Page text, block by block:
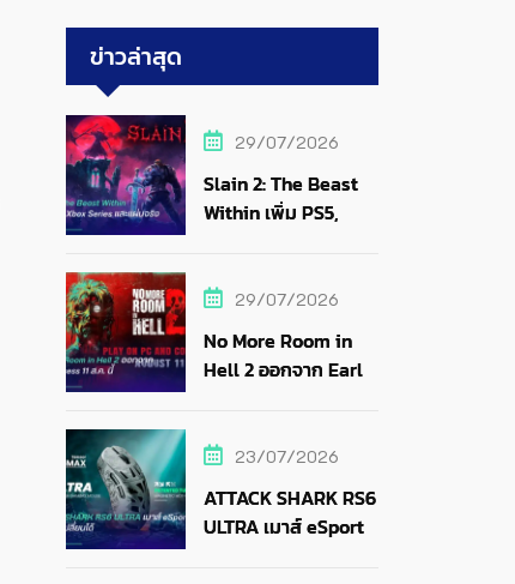
ข่าวล่าสุด
29/07/2026
Slain 2: The Beast
Within เพิ่ม PS5,
29/07/2026
No More Room in
Hell 2 ออกจาก Early
23/07/2026
ATTACK SHARK RS6
ULTRA เมาส์ eSports